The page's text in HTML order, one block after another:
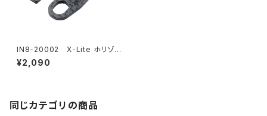
IN8-20002 X-Lite ホリゾン
タルリアボディマウント用カーボ
ンエクステンション Type2
¥2,090
同じカテゴリの商品